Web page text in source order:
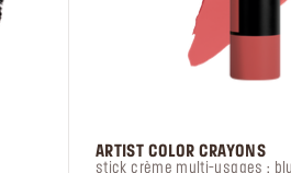
*Email
et j'autorise l'utilisation de pixels de suivi
contribuant directement à cette
ARTIST COLOR CRAYONS
stick crème multi-usages :